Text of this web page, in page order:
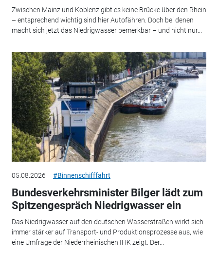
Zwischen Mainz und Koblenz gibt es keine Brücke über den Rhein
– entsprechend wichtig sind hier Autofähren. Doch bei denen
macht sich jetzt das Niedrigwasser bemerkbar – und nicht nur...
05.08.2026 #Binnenschifffahrt
Bundesverkehrsminister Bilger lädt zum
Spitzengespräch Niedrigwasser ein
Das Niedrigwasser auf den deutschen Wasserstraßen wirkt sich
immer stärker auf Transport- und Produktionsprozesse aus, wie
eine Umfrage der Niederrheinischen IHK zeigt. Der...